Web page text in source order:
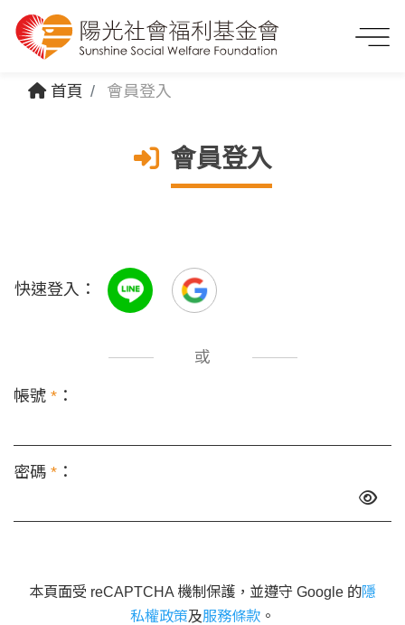
首頁 會員登入
會員登入
快速登入：
或
帳號 * ：
密碼 * ：
本頁面受 reCAPTCHA 機制保護，並遵守 Google 的隱
私權政策及服務條款 。